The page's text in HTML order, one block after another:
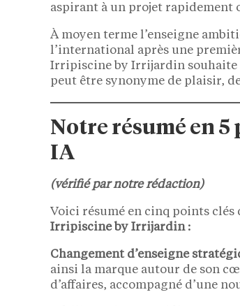
aspirant à un projet rapidement
À moyen terme l’enseigne
l’international après une
Irripiscine by Irrijardin souhaite
peut être synonyme de plaisir,
Notre résumé en 5
IA
(vérifié par notre rédaction)
Voici résumé en cinq points clés
Irripiscine by Irrijardin :
Changement d’enseigne
ainsi la marque autour de son
d’affaires, accompagné d’une